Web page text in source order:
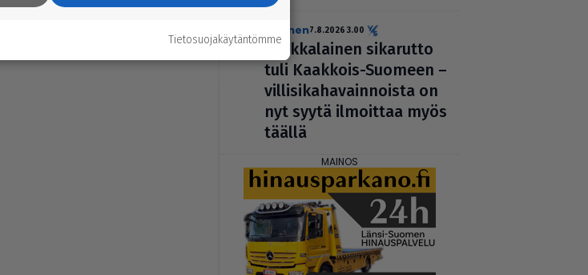
uutinen7.8.2026 3.00
Afrik­ka­lai­nen sikarutto
tuli Kaakkois-Suomeen –
vil­li­si­ka­ha­vain­noista on
nyt syytä ilmoittaa myös
täällä
Tietosuojakäytäntömme